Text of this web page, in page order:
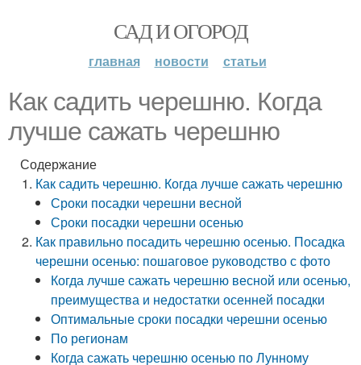
САД И ОГОРОД
главная новости статьи
Как садить черешню. Когда
лучше сажать черешню
Содержание
Как садить черешню. Когда лучше сажать черешню
Сроки посадки черешни весной
Сроки посадки черешни осенью
Как правильно посадить черешню осенью. Посадка
черешни осенью: пошаговое руководство с фото
Когда лучше сажать черешню весной или осенью,
преимущества и недостатки осенней посадки
Оптимальные сроки посадки черешни осенью
По регионам
Когда сажать черешню осенью по Лунному